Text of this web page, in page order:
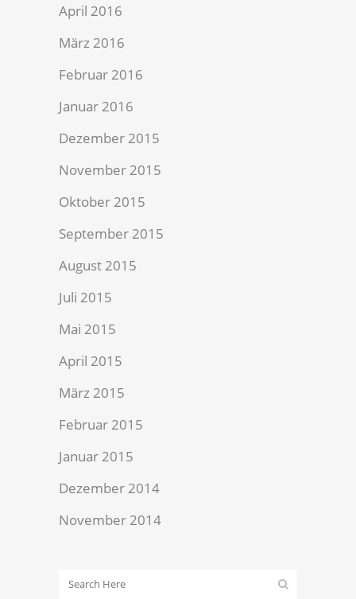
April 2016
März 2016
Februar 2016
Januar 2016
Dezember 2015
November 2015
Oktober 2015
September 2015
August 2015
Juli 2015
Mai 2015
April 2015
März 2015
Februar 2015
Januar 2015
Dezember 2014
November 2014